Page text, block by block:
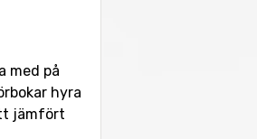
med på
hyra
jämfört